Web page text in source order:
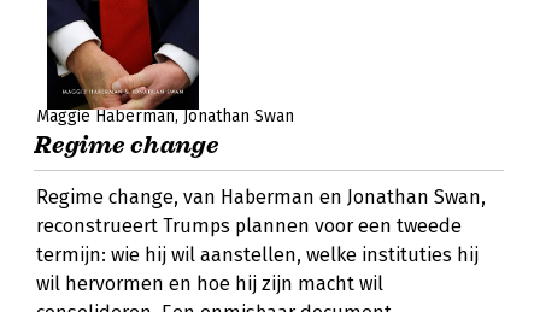
Maggie Haberman Jonathan Swan
Regime change
Regime change, van Haberman en Jonathan Swan,
reconstrueert Trumps plannen voor een tweede
termijn: wie hij wil aanstellen, welke instituties hij
wil hervormen en hoe hij zijn macht wil